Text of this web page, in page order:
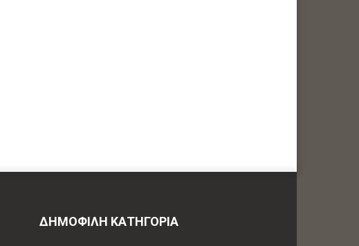
ΔΗΜΟΦΙΛΗ ΚΑΤΗΓΟΡΙΑ